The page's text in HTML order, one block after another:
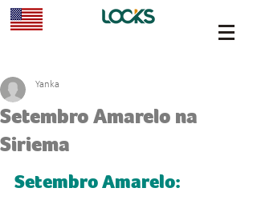
Setembro Amarelo na
Siriema
Yanka
Setembro Amarelo: